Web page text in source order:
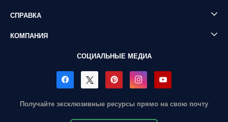
СПРАВКА
КОМПАНИЯ
СОЦИАЛЬНЫЕ МЕДИА
Получайте эксклюзивные ресурсы прямо на свою почту